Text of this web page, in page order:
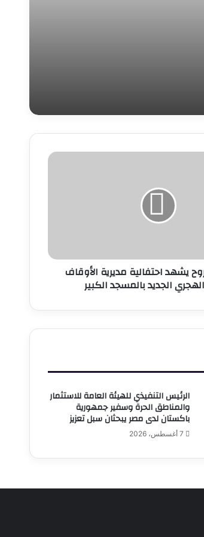
يشهد احتفالية مديرية الأوقاف
الجديد بالمسجد الكبير
الرئيس التنفيذي للهيئة العامة للاستثمار
والمناطق الحرة وسفير جمهورية
باكستان لدى مصر يبحثان سبل تعزيز
7 أغسطس، 2026